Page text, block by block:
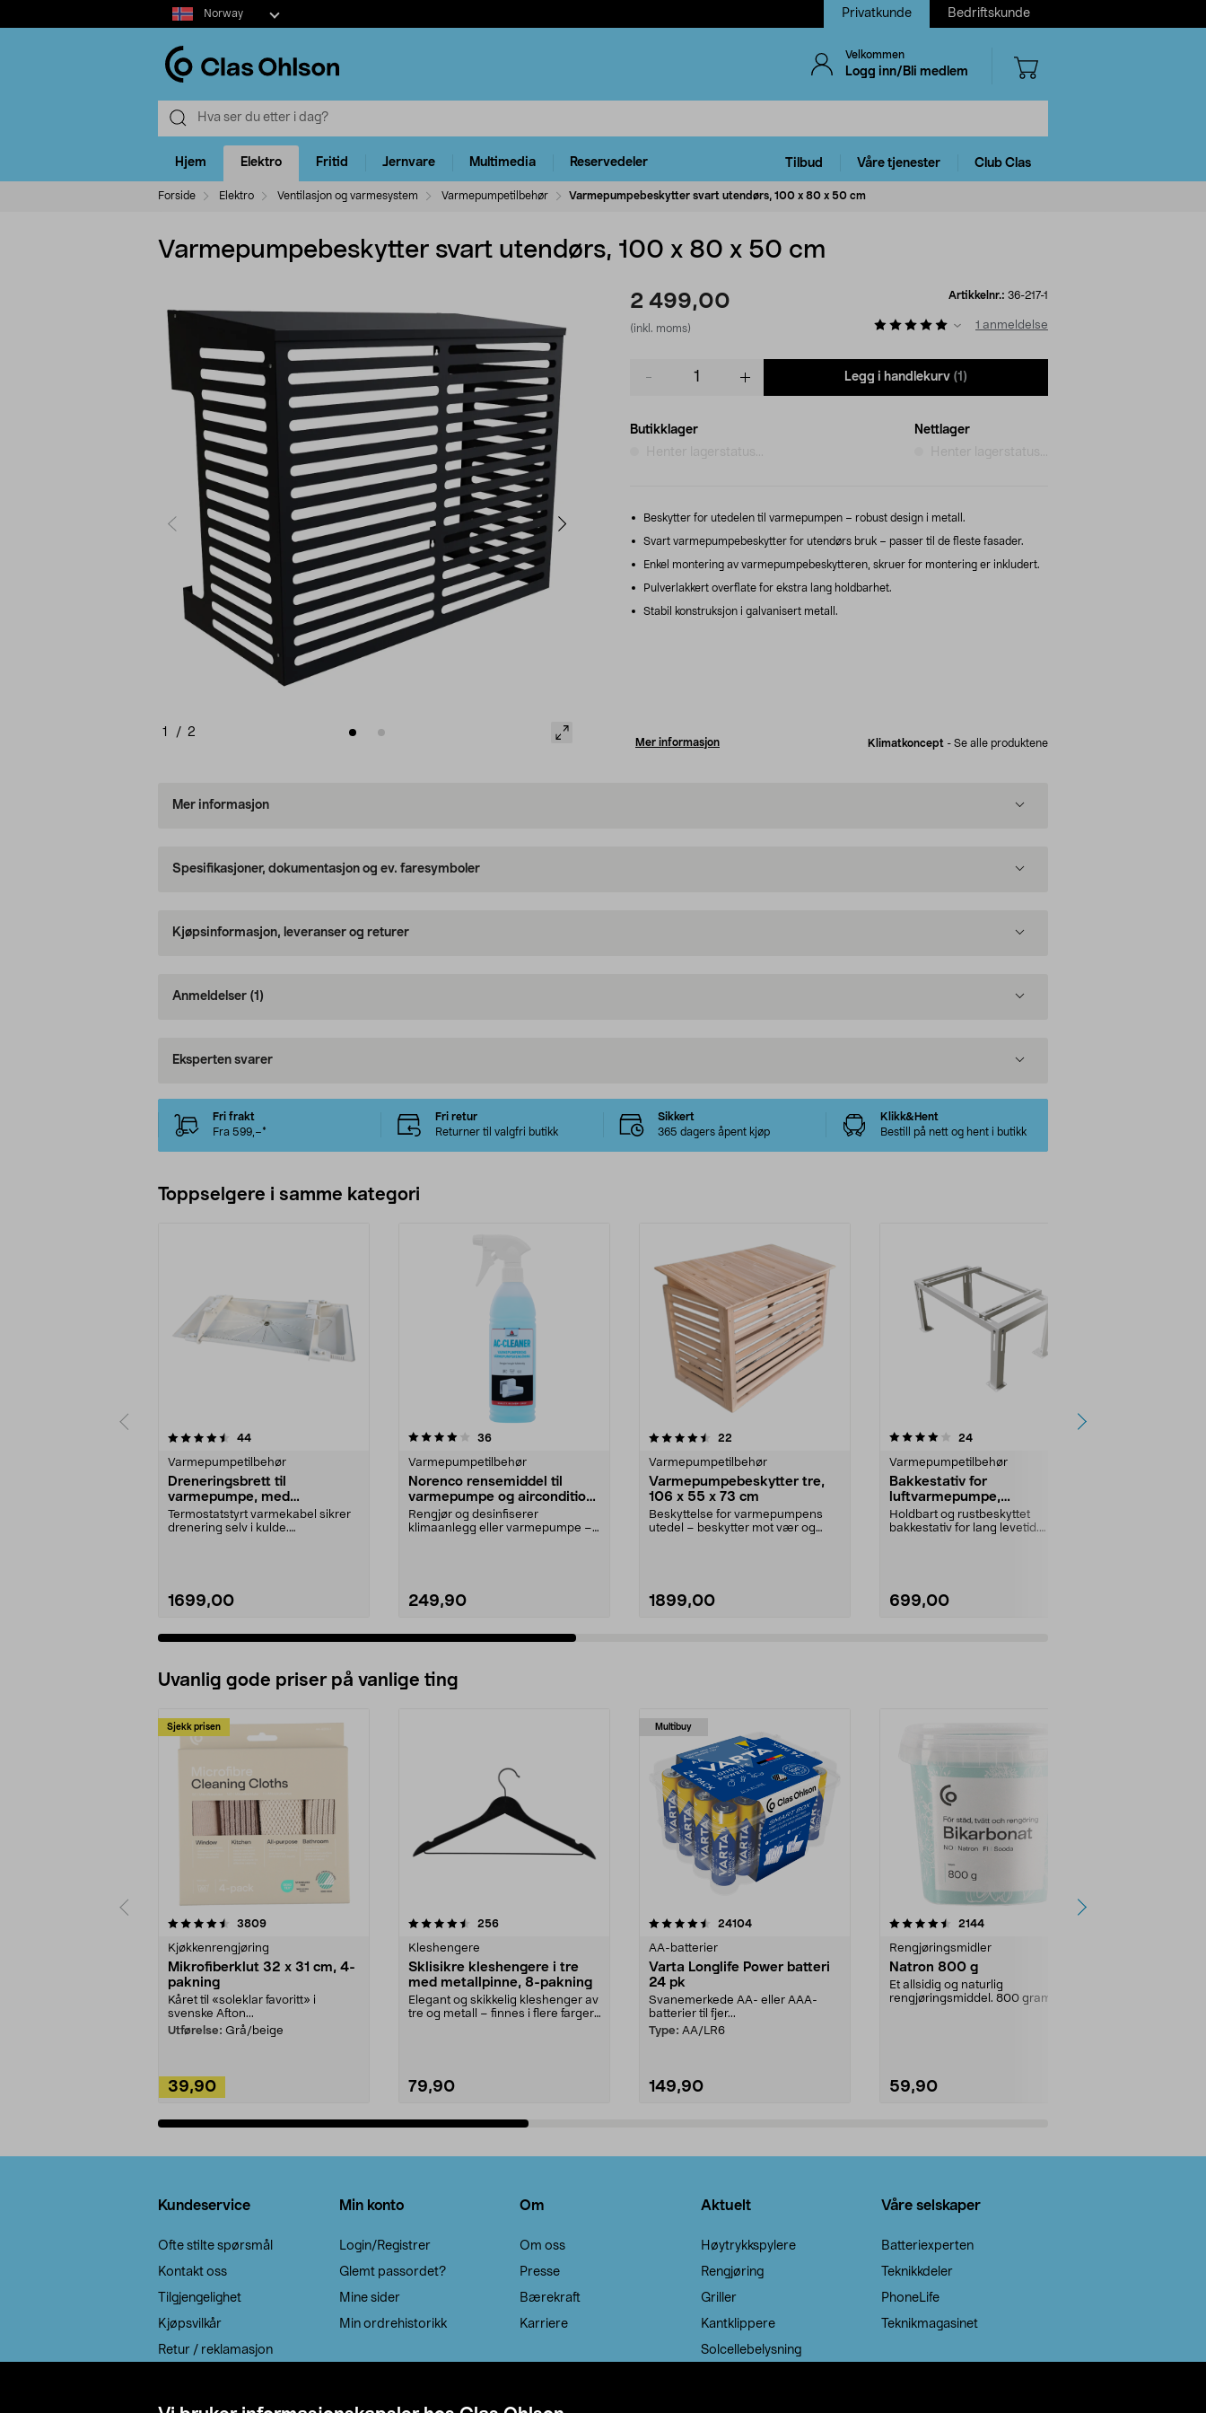
Select
market
Norway Privatkunde Bedriftskunde
Velkommen
Logg inn/Bli medlem
Hjem Elektro Fritid Jernvare Multimedia Reservedeler Tilbud Våre tjenester Club Clas
Forside Elektro Ventilasjon og varmesystem Varmepumpetilbehør Varmepumpebeskytter svart utendørs, 100 x 80 x 50 cm
Varmepumpebeskytter svart utendørs, 100 x 80 x 50 cm
1 / 2
2 499,00
(inkl. moms)
Artikkelnr.: 36-217-1
1 anmeldelse
Legg i handlekurv (1)
Butikklager
Henter lagerstatus...
Nettlager
Henter lagerstatus...
Beskytter for utedelen til varmepumpen – robust design i metall.
Svart varmepumpebeskytter for utendørs bruk – passer til de fleste fasader.
Enkel montering av varmepumpebeskytteren, skruer for montering er inkludert.
Pulverlakkert overflate for ekstra lang holdbarhet.
Stabil konstruksjon i galvanisert metall.
Mer informasjon Klimatkoncept - Se alle produktene
Mer informasjon
Spesifikasjoner, dokumentasjon og ev. faresymboler
Kjøpsinformasjon, leveranser og returer
Anmeldelser (1)
Eksperten svarer
Fri frakt
Fra 599,–*
Fri retur
Returner til valgfri butikk
Sikkert
365 dagers åpent kjøp
Klikk&Hent
Bestill på nett og hent i butikk
Toppselgere i samme kategori
44anmeldelser
Varmepumpetilbehør
Dreneringsbrett til
varmepumpe, med
varmekabel
Termostatstyrt varmekabel sikrer
drenering selv i kulde.
1699,00
4.0 av 5 stjerner 36anmeldelser
Varmepumpetilbehør
Norenco rensemiddel til
varmepumpe og aircondition,
600 ml
Rengjør og desinfiserer
klimaanlegg eller varmepumpe –
249,90
4.5 av 5 stjerner 22
Varmepumpetilbehør
Varmepumpebeskytter tre,
106 x 55 x 73 cm
Beskyttelse for varmepumpens
utedel – beskytter mot vær og
1899,00
4.0 av 5 stjerner 24anmeldelser
Varmepumpetilbehør
Bakkestativ for
luftvarmepumpe,
varmgalvanisert stål, hvitt
Holdbart og rustbeskyttet
bakkestativ for lang levetid.
699,00
5.0 av 5 stjerner
Uvanlig gode priser på vanlige ting
Sjekk prisen
3809anmeldelser
Kjøkkenrengjøring
Mikrofiberklut 32 x 31 cm, 4-
pakning
Kåret til «soleklar favoritt» i
svenske Afton...
Utførelse: Grå/beige
39,90
4.5av 5 stjerner 256anmeldelser
Kleshengere
Sklisikre kleshengere i tre
med metallpinne, 8-pakning
Elegant og skikkelig kleshenger av
tre og metall – finnes i flere farger.
79,90
Multibuy
4.5av 5 stjerner 24104anmeldelser
AA-batterier
Varta Longlife Power batteri
24 pk
Svanemerkede AA- eller AAA-
batterier til fjer...
Type: AA/LR6
149,90
4.5av 5 stjerner 2144anmeldelser
Rengjøringsmidler
Natron 800 g
Et allsidig og naturlig
rengjøringsmiddel. 800 gram
59,90
4.0av 5 stjerner
Kundeservice
Ofte stilte spørsmål
Kontakt oss
Tilgjengelighet
Kjøpsvilkår
Retur / reklamasjon
Min konto
Login/Registrer
Glemt passordet?
Mine sider
Min ordrehistorikk
Om
Om oss
Presse
Bærekraft
Karriere
Aktuelt
Høytrykkspylere
Rengjøring
Griller
Kantklippere
Solcellebelysning
Våre selskaper
Batteriexperten
Teknikkdeler
PhoneLife
Teknikmagasinet